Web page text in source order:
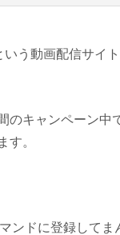
いう動画配信サイ
のキャンペーン中
す。
ンドに登録して